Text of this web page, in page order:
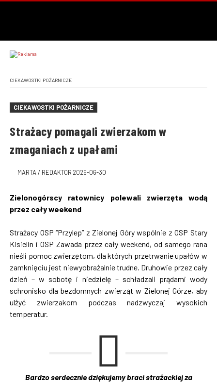
CIEKAWOSTKI POŻARNICZE
CIEKAWOSTKI POŻARNICZE
Strażacy pomagali zwierzakom w
zmaganiach z upałami
MARTA / REDAKTOR 2026-06-30
Zielonogórscy ratownicy polewali zwierzęta wodą
przez cały weekend
Strażacy OSP “Przylep” z Zielonej Góry wspólnie z OSP Stary
Kisielin i OSP Zawada przez cały weekend, od samego rana
nieśli pomoc zwierzętom, dla których przetrwanie upałów w
zamknięciu jest niewyobrażalnie trudne. Druhowie przez cały
dzień – w sobotę i niedzielę – schładzali prądami wody
schronisko dla bezdomnych zwierząt w Zielonej Górze, aby
ulżyć zwierzakom podczas nadzwyczaj wysokich
temperatur.
Bardzo serdecznie dziękujemy braci strażackiej za